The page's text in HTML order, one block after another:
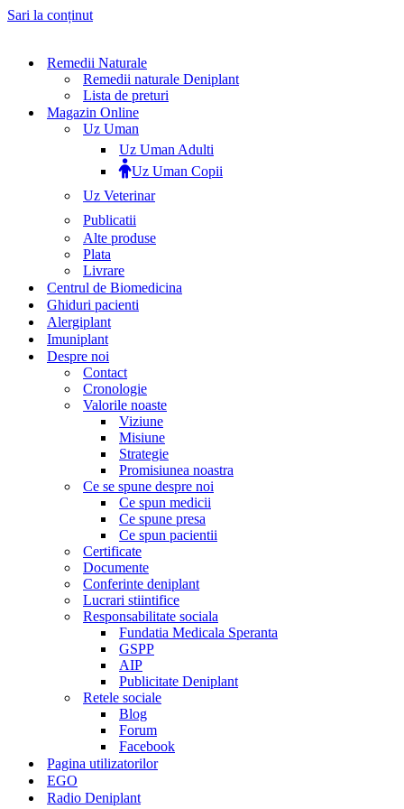
Sari la conținut
Remedii Naturale
Remedii naturale Deniplant
Lista de preturi
Magazin Online
Uz Uman
Uz Uman Adulti
Uz Uman Copii
Uz Veterinar
Publicatii
Alte produse
Plata
Livrare
Centrul de Biomedicina
Ghiduri pacienti
Alergiplant
Imuniplant
Despre noi
Contact
Cronologie
Valorile noaste
Viziune
Misiune
Strategie
Promisiunea noastra
Ce se spune despre noi
Ce spun medicii
Ce spune presa
Ce spun pacientii
Certificate
Documente
Conferinte deniplant
Lucrari stiintifice
Responsabilitate sociala
Fundatia Medicala Speranta
GSPP
AIP
Publicitate Deniplant
Retele sociale
Blog
Forum
Facebook
Pagina utilizatorilor
EGO
Radio Deniplant